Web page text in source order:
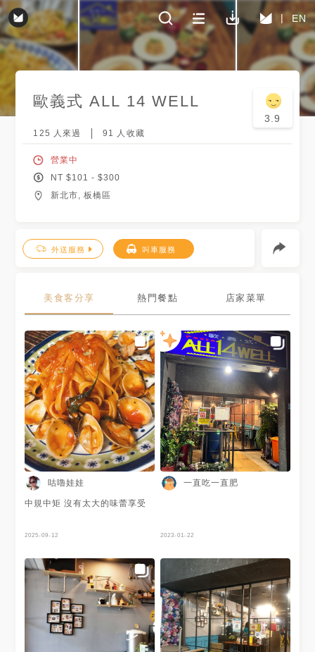
EN
歐義式 ALL 14 WELL
3.9
125 人來過 91 人收藏
營業中
NT $101 - $300
新北市, 板橋區
外送服務 叫車服務
美食客分享 熱門餐點 店家菜單
咕嚕娃娃
中規中矩 沒有太大的味蕾享受
2025-09-12
一直吃一直肥
2023-01-22